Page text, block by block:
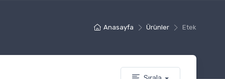
Anasayfa Ürünler Etek